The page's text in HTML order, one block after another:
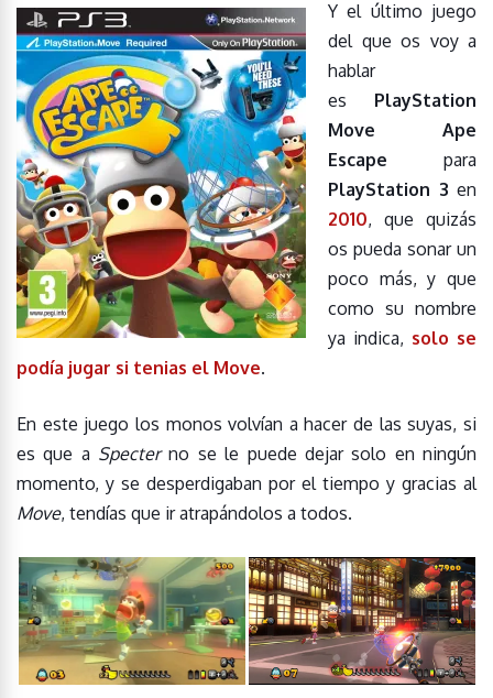
Y el último juego
del que os voy a
hablar
es PlayStation
Move Ape
Escape para
PlayStation 3 en
2010, que quizás
os pueda sonar un
poco más, y que
como su nombre
ya indica, solo se
podía jugar si tenias el Move.
En este juego los monos volvían a hacer de las suyas, si
es que a Specterno se le puede dejar solo en ningún
momento, y se desperdigaban por el tiempo y gracias al
Move, tendías que ir atrapándolos a todos.